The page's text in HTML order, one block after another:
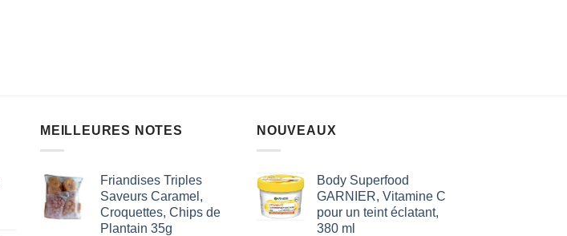
MEILLEURES NOTES
Friandises Triples
Saveurs Caramel,
Croquettes, Chips de
Plantain 35g
NOUVEAUX
Body Superfood
GARNIER, Vitamine C
pour un teint éclatant,
380 ml